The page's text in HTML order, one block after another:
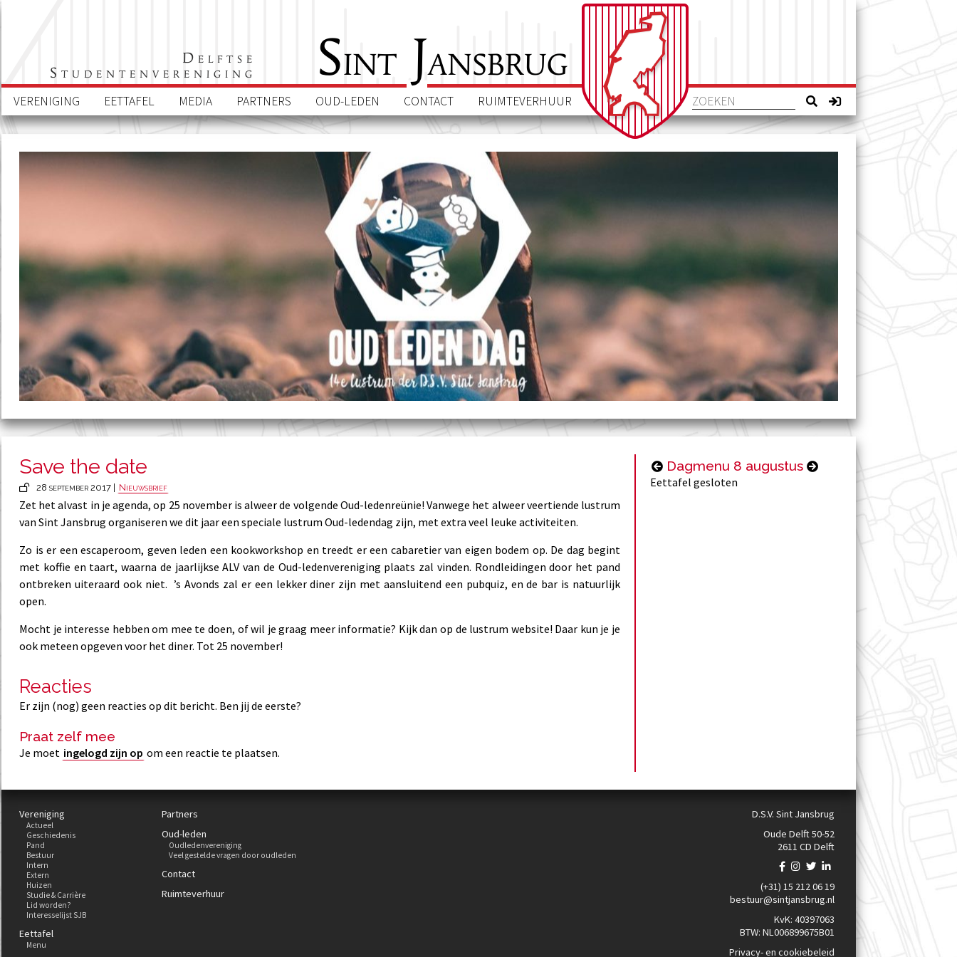
Delftse
Studentenvereniging
Sint Jansbrug
VERENIGING EETTAFEL MEDIA PARTNERS OUD-LEDEN CONTACT RUIMTEVERHUUR
Save the date
28 september 2017 | Nieuwsbrief
Zet het alvast in je agenda, op 25 november is alweer de volgende Oud-ledenreünie! Vanwege het alweer veertiende lustrum
van Sint Jansbrug organiseren we dit jaar een speciale lustrum Oud-ledendag zijn, met extra veel leuke activiteiten.
Zo is er een escaperoom, geven leden een kookworkshop en treedt er een cabaretier van eigen bodem op. De dag begint
met koffie en taart, waarna de jaarlijkse ALV van de Oud-ledenvereniging plaats zal vinden. Rondleidingen door het pand
ontbreken uiteraard ook niet. ’s Avonds zal er een lekker diner zijn met aansluitend een pubquiz, en de bar is natuurlijk
open.
Mocht je interesse hebben om mee te doen, of wil je graag meer informatie? Kijk dan op de lustrum website! Daar kun je je
ook meteen opgeven voor het diner. Tot 25 november!
Reacties
Er zijn (nog) geen reacties op dit bericht. Ben jij de eerste?
Praat zelf mee
Je moet ingelogd zijn op om een reactie te plaatsen.
Dagmenu 8 augustus
Eettafel gesloten
Vereniging
Actueel
Geschiedenis
Pand
Bestuur
Intern
Extern
Huizen
Studie & Carrière
Lid worden?
Interesselijst SJB
Eettafel
Menu
Partners
Oud-leden
Oudledenvereniging
Veel gestelde vragen door oudleden
Contact
Ruimteverhuur
D.S.V. Sint Jansbrug
Oude Delft 50-52
2611 CD Delft
(+31) 15 212 06 19
bestuur@sintjansbrug.nl
KvK: 40397063
BTW: NL006899675B01
Privacy- en cookiebeleid